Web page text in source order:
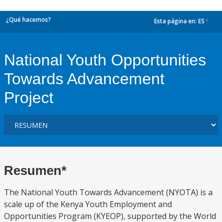
¿Qué hacemos? Esta página en: ES
National Youth Opportunities
Towards Advancement
Project
Resumen*
The National Youth Towards Advancement (NYOTA) is a
scale up of the Kenya Youth Employment and
Opportunities Program (KYEOP), supported by the World